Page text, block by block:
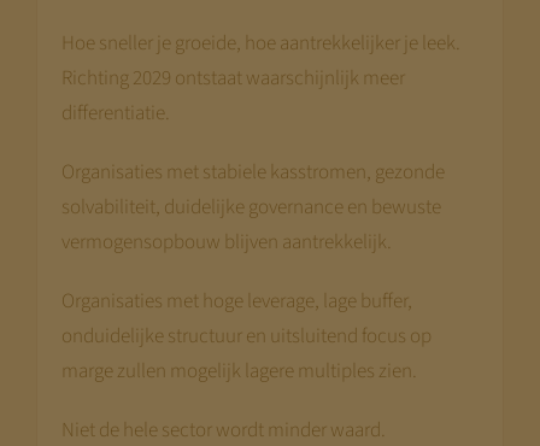
Hoe sneller je groeide, hoe aantrekkelijker je leek.
Richting 2029 ontstaat waarschijnlijk meer
differentiatie.
Organisaties met stabiele kasstromen, gezonde
solvabiliteit, duidelijke governance en bewuste
vermogensopbouw blijven aantrekkelijk.
Organisaties met hoge leverage, lage buffer,
onduidelijke structuur en uitsluitend focus op
marge zullen mogelijk lagere multiples zien.
Niet de hele sector wordt minder waard.